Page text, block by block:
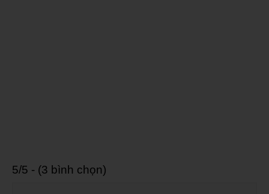
5/5 - (3 bình chọn)